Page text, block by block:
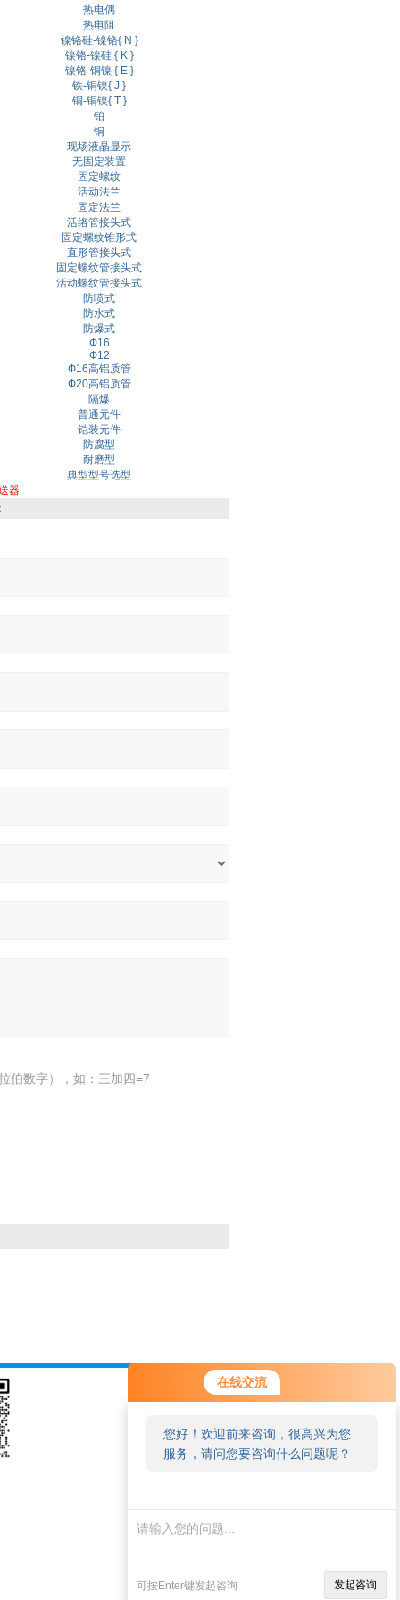
在线交流
您好！欢迎前来咨询，很高兴为您
服务，请问您要咨询什么问题呢？
可按Enter键发起咨询 发起咨询
热电偶
热电阻
镍铬硅-镍铬{ N }
镍铬-镍硅 { K }
镍铬-铜镍 { E }
铁-铜镍{ J }
铜-铜镍{ T }
铂
铜
现场液晶显示
无固定装置
固定螺纹
活动法兰
固定法兰
活络管接头式
固定螺纹锥形式
直形管接头式
固定螺纹管接头式
活动螺纹管接头式
防喷式
防水式
防爆式
Ф16
Ф12
Ф16高铝质管
Ф20高铝质管
隔爆
普通元件
铠装元件
防腐型
耐磨型
典型型号选型
器
伯数字），如：三加四=7